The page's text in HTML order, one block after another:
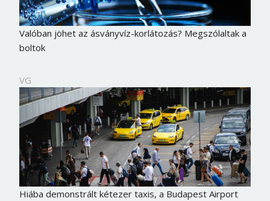
Valóban jöhet az ásványvíz-korlátozás? Megszólaltak a
boltok
VG
Hiába demonstrált kétezer taxis, a Budapest Airport